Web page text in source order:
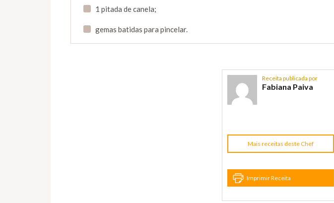
1 pitada de canela;
gemas batidas para pincelar.
Receita publicada por
Fabiana Paiva
Mais receitas deste Chef
Imprimir Receita